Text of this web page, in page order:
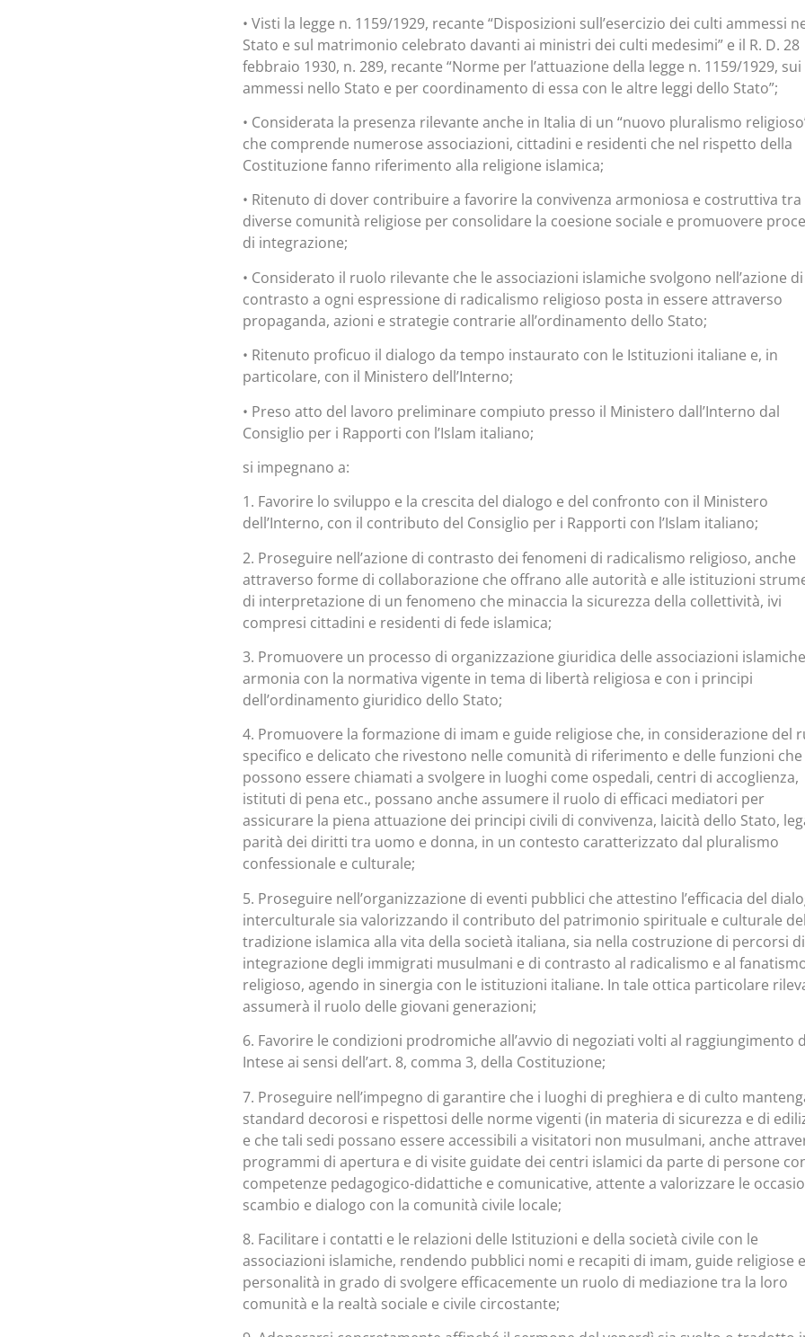
• Visti la legge n. 1159/1929, recante “Disposizioni sull’esercizio dei culti ammessi
Stato e sul matrimonio celebrato davanti ai ministri dei culti medesimi” e il R. D. 28
febbraio 1930, n. 289, recante “Norme per l’attuazione della legge n. 1159/1929,
ammessi nello Stato e per coordinamento di essa con le altre leggi dello Stato”;
• Considerata la presenza rilevante anche in Italia di un “nuovo pluralismo
che comprende numerose associazioni, cittadini e residenti che nel rispetto della
Costituzione fanno riferimento alla religione islamica;
• Ritenuto di dover contribuire a favorire la convivenza armoniosa e costruttiva tra
diverse comunità religiose per consolidare la coesione sociale e promuovere
di integrazione;
• Considerato il ruolo rilevante che le associazioni islamiche svolgono nell’azione di
contrasto a ogni espressione di radicalismo religioso posta in essere attraverso
propaganda, azioni e strategie contrarie all’ordinamento dello Stato;
• Ritenuto proficuo il dialogo da tempo instaurato con le Istituzioni italiane e, in
particolare, con il Ministero dell’Interno;
• Preso atto del lavoro preliminare compiuto presso il Ministero dall’Interno dal
Consiglio per i Rapporti con l’Islam italiano;
si impegnano a:
1. Favorire lo sviluppo e la crescita del dialogo e del confronto con il Ministero
dell’Interno, con il contributo del Consiglio per i Rapporti con l’Islam italiano;
2. Proseguire nell’azione di contrasto dei fenomeni di radicalismo religioso, anche
attraverso forme di collaborazione che offrano alle autorità e alle istituzioni
di interpretazione di un fenomeno che minaccia la sicurezza della collettività, ivi
compresi cittadini e residenti di fede islamica;
3. Promuovere un processo di organizzazione giuridica delle associazioni
armonia con la normativa vigente in tema di libertà religiosa e con i principi
dell’ordinamento giuridico dello Stato;
4. Promuovere la formazione di imam e guide religiose che, in considerazione del
specifico e delicato che rivestono nelle comunità di riferimento e delle funzioni che
possono essere chiamati a svolgere in luoghi come ospedali, centri di accoglienza,
istituti di pena etc., possano anche assumere il ruolo di efficaci mediatori per
assicurare la piena attuazione dei principi civili di convivenza, laicità dello Stato,
parità dei diritti tra uomo e donna, in un contesto caratterizzato dal pluralismo
confessionale e culturale;
5. Proseguire nell’organizzazione di eventi pubblici che attestino l’efficacia del
interculturale sia valorizzando il contributo del patrimonio spirituale e culturale
tradizione islamica alla vita della società italiana, sia nella costruzione di percorsi di
integrazione degli immigrati musulmani e di contrasto al radicalismo e al
religioso, agendo in sinergia con le istituzioni italiane. In tale ottica particolare
assumerà il ruolo delle giovani generazioni;
6. Favorire le condizioni prodromiche all’avvio di negoziati volti al raggiungimento
Intese ai sensi dell’art. 8, comma 3, della Costituzione;
7. Proseguire nell’impegno di garantire che i luoghi di preghiera e di culto
standard decorosi e rispettosi delle norme vigenti (in materia di sicurezza e di
e che tali sedi possano essere accessibili a visitatori non musulmani, anche
programmi di apertura e di visite guidate dei centri islamici da parte di persone
competenze pedagogico-didattiche e comunicative, attente a valorizzare le
scambio e dialogo con la comunità civile locale;
8. Facilitare i contatti e le relazioni delle Istituzioni e della società civile con le
associazioni islamiche, rendendo pubblici nomi e recapiti di imam, guide religiose e
personalità in grado di svolgere efficacemente un ruolo di mediazione tra la loro
comunità e la realtà sociale e civile circostante;